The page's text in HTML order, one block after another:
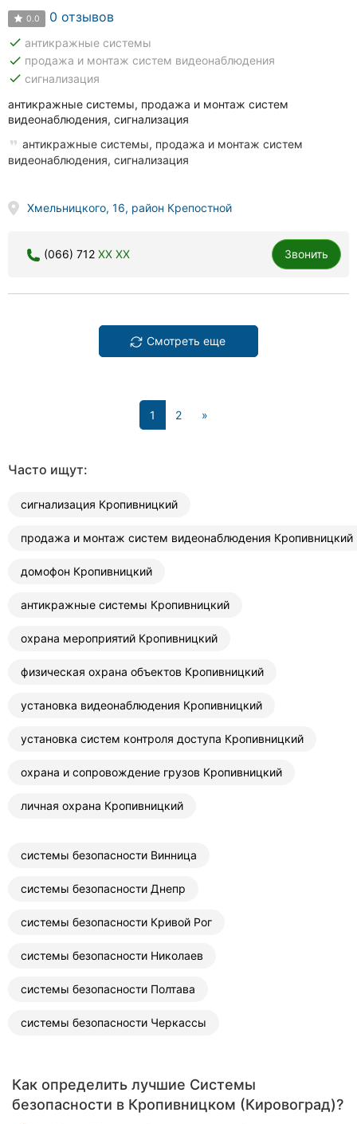
0.0 0 отзывов
done антикражные системы
done продажа и монтаж систем видеонаблюдения
done сигнализация
антикражные системы, продажа и монтаж систем
видеонаблюдения, сигнализация
антикражные системы, продажа и монтаж систем
видеонаблюдения, сигнализация
Хмельницкого, 16, район Крепостной
(066) 712 XX XX Звонить
Смотреть еще
1 (current)
2 »
Часто ищут:
сигнализация Кропивницкий
продажа и монтаж систем видеонаблюдения Кропивницкий
домофон Кропивницкий
антикражные системы Кропивницкий
охрана мероприятий Кропивницкий
физическая охрана объектов Кропивницкий
установка видеонаблюдения Кропивницкий
установка систем контроля доступа Кропивницкий
охрана и сопровождение грузов Кропивницкий
личная охрана Кропивницкий
системы безопасности Винница
системы безопасности Днепр
системы безопасности Кривой Рог
системы безопасности Николаев
системы безопасности Полтава
системы безопасности Черкассы
Как определить лучшие Системы
безопасности в Кропивницком (Кировоград)?